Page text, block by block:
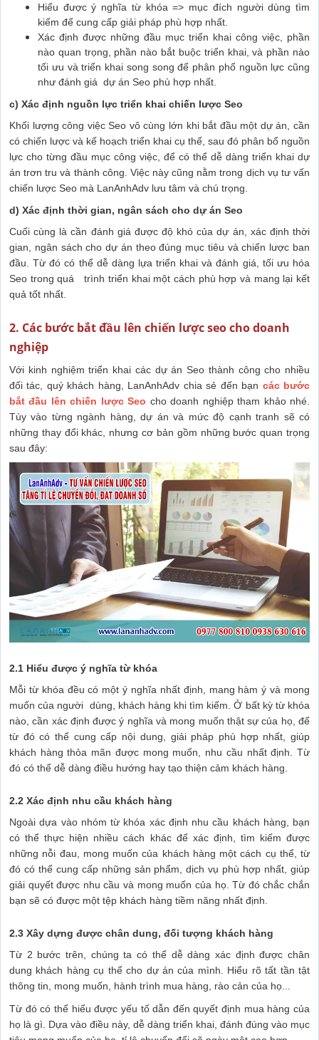
Hiểu được ý nghĩa từ khóa => mục đích người dùng tìm
kiếm để cung cấp giải pháp phù hợp nhất.
Xác định được những đầu mục triển khai công việc, phần
nào quan trọng, phần nào bắt buộc triển khai, và phần nào
tối ưu và triển khai song song để phân phổ nguồn lực cũng
như đánh giá dự án Seo phù hợp nhất.
c) Xác định nguồn lực triển khai chiến lược Seo
Khối lượng công việc Seo vô cùng lớn khi bắt đầu một dự án, cần
có chiến lược và kế hoạch triển khai cụ thể, sau đó phân bổ nguồn
lực cho từng đầu mục công việc, để có thể dễ dàng triển khai dự
án trơn tru và thành công. Việc này cũng nằm trong dịch vụ tư vấn
chiến lược Seo mà LanAnhAdv lưu tâm và chú trọng.
d) Xác định thời gian, ngân sách cho dự án Seo
Cuối cùng là cần đánh giá được độ khó của dự án, xác định thời
gian, ngân sách cho dự án theo đúng mục tiêu và chiến lược ban
đầu. Từ đó có thể dễ dàng lựa triển khai và đánh giá, tối ưu hóa
Seo trong quá trình triển khai một cách phù hợp và mang lại kết
quả tốt nhất.
2. Các bước bắt đầu lên chiến lược seo cho doanh
nghiệp
Với kinh nghiệm triển khai các dự án Seo thành công cho nhiều
đối tác, quý khách hàng, LanAnhAdv chia sẻ đến bạn các bước
bắt đầu lên chiến lược Seo cho doanh nghiệp tham khảo nhé.
Tùy vào từng ngành hàng, dự án và mức độ cạnh tranh sẽ có
những thay đổi khác, nhưng cơ bản gồm những bước quan trọng
sau đây:
2.1 Hiểu được ý nghĩa từ khóa
Mỗi từ khóa đều có một ý nghĩa nhất định, mang hàm ý và mong
muốn của người dùng, khách hàng khi tìm kiếm. Ở bất kỳ từ khóa
nào, cần xác định được ý nghĩa và mong muốn thật sự của họ, để
từ đó có thể cung cấp nội dung, giải pháp phù hợp nhất, giúp
khách hàng thỏa mãn được mong muốn, nhu cầu nhất định. Từ
đó có thể dễ dàng điều hướng hay tạo thiện cảm khách hàng.
2.2 Xác định nhu cầu khách hàng
Ngoài dựa vào nhóm từ khóa xác định nhu cầu khách hàng, bạn
có thể thực hiện nhiều cách khác để xác định, tìm kiếm được
những nỗi đau, mong muốn của khách hàng một cách cụ thể, từ
đó có thể cung cấp những sản phẩm, dịch vụ phù hợp nhất, giúp
giải quyết được nhu cầu và mong muốn của họ. Từ đó chắc chắn
bạn sẽ có được một tệp khách hàng tiềm năng nhất định.
2.3 Xây dựng được chân dung, đối tượng khách hàng
Từ 2 bước trên, chúng ta có thể dễ dàng xác định được chân
dung khách hàng cụ thể cho dự án của mình. Hiểu rõ tất tần tật
thông tin, mong muốn, hành trình mua hàng, rào cản của họ...
Từ đó có thể hiểu được yếu tố dẫn đến quyết định mua hàng của
họ là gì. Dựa vào điều này, dễ dàng triển khai, đánh đúng vào mục